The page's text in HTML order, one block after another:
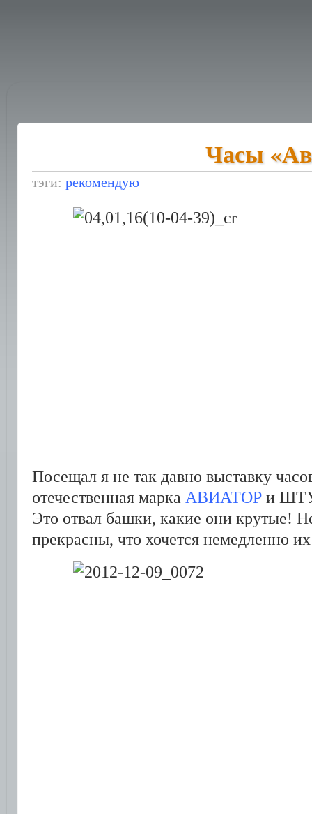
Часы
тэги: рекомендую
Посещал я не так давно выставку
отечественная марка АВИАТОР и
Это отвал башки, какие они крутые!
прекрасны, что хочется немедленно